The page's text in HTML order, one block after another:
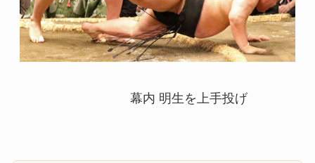
幕内 明生を上手投げ